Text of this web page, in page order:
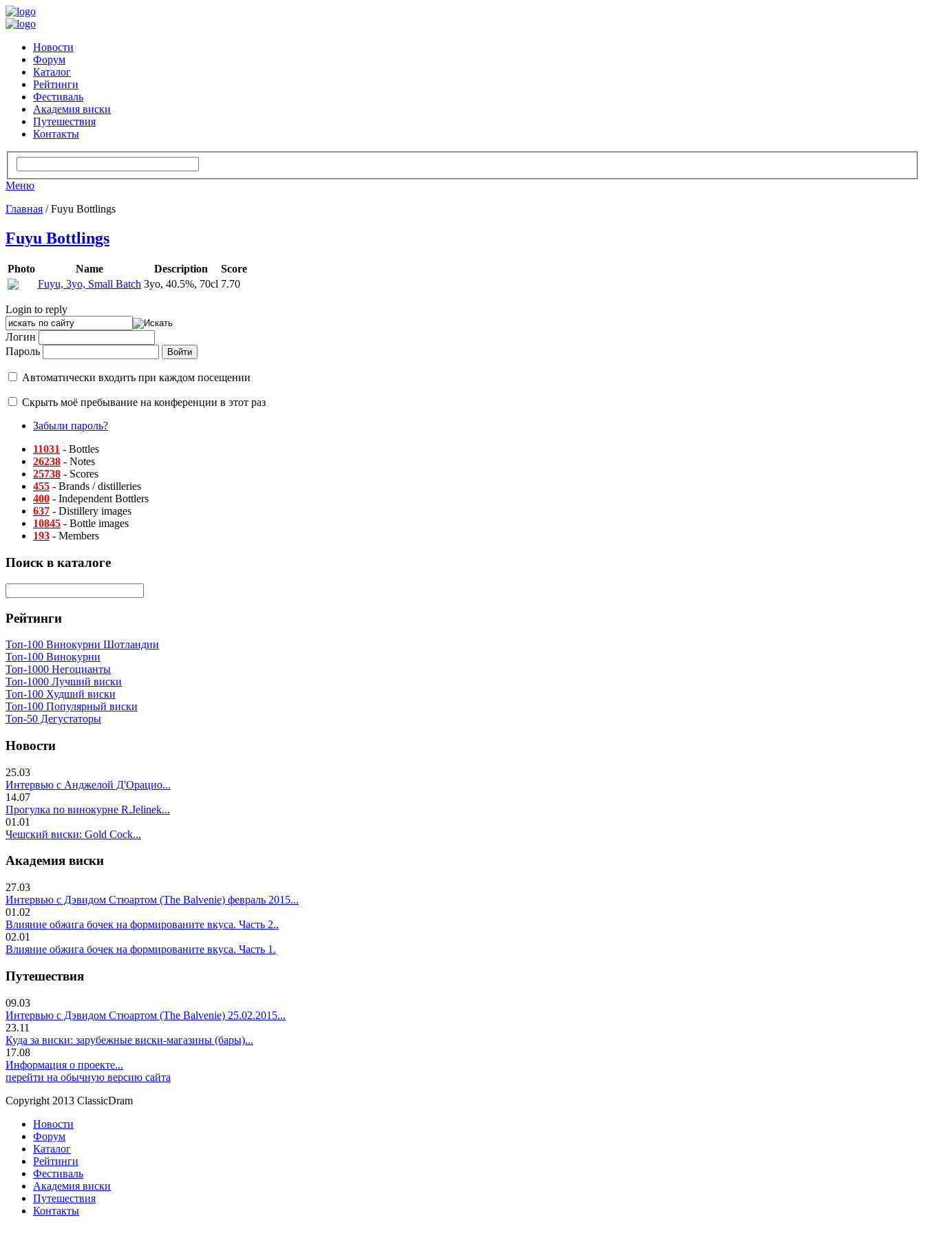
Новости
Форум
Каталог
Рейтинги
Фестиваль
Академия виски
Путешествия
Контакты
Меню
Главная / Fuyu Bottlings
Fuyu Bottlings
Photo Name Description
Score
Fuyu, 3yo, Small Batch 3yo, 40.5%, 70cl 7.70
Login to reply
Логин
Пароль
Автоматически входить при каждом посещении
Скрыть моё пребывание на конференции в этот раз
Забыли пароль?
11031 - Bottles
26238 - Notes
25738 - Scores
455 - Brands / distilleries
400 - Independent Bottlers
637 - Distillery images
10845 - Bottle images
193 - Members
Поиск в каталоге
Рейтинги
Топ-100 Винокурни Шотландии
Топ-100 Винокурни
Топ-1000 Негоцианты
Топ-1000 Лучший виски
Топ-100 Худший виски
Топ-100 Популярный виски
Топ-50 Дегустаторы
Новости
25.03
Интервью с Анджелой Д'Орацио...
14.07
Прогулка по винокурне R.Jelinek...
01.01
Чешский виски: Gold Cock...
Академия виски
27.03
Интервью с Дэвидом Стюартом (The Balvenie) февраль 2015...
01.02
Влияние обжига бочек на формированите вкуса. Часть 2..
02.01
Влияние обжига бочек на формированите вкуса. Часть 1.
Путешествия
09.03
Интервью с Дэвидом Стюартом (The Balvenie) 25.02.2015...
23.11
Куда за виски: зарубежные виски-магазины (бары)...
17.08
Информация о проекте...
перейти на обычную версию сайта
Copyright 2013 ClassicDram
Новости
Форум
Каталог
Рейтинги
Фестиваль
Академия виски
Путешествия
Контакты